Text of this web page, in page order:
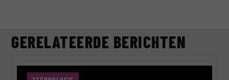
GERELATEERDE BERICHTEN